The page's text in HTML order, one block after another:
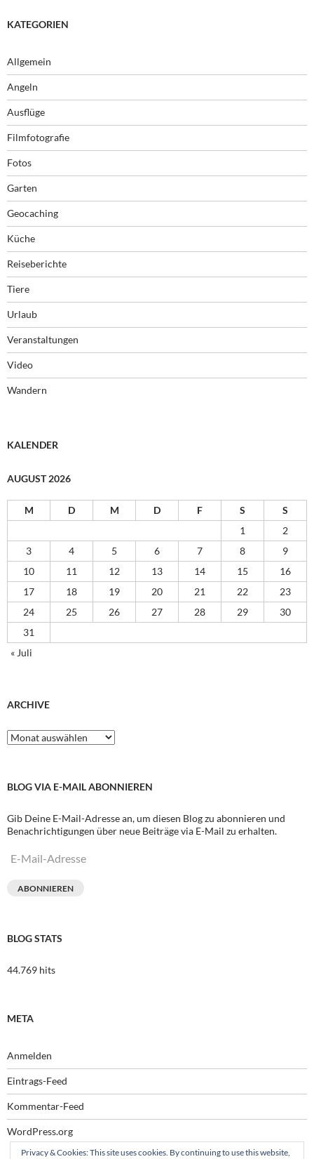
KATEGORIEN
Allgemein
Angeln
Ausflüge
Filmfotografie
Fotos
Garten
Geocaching
Küche
Reiseberichte
Tiere
Urlaub
Veranstaltungen
Video
Wandern
KALENDER
AUGUST 2026
M D M D F S
S
1
2
3
4 5 6 7 8
9
10
11 12 13 14 15
16
17
18 19 20 21 22
23
24
25 26 27 28 29
30
31
« Juli
ARCHIVE
Archive
BLOG VIA E-MAIL ABONNIEREN
Gib Deine E-Mail-Adresse an, um diesen Blog zu abonnieren und
Benachrichtigungen über neue Beiträge via E-Mail zu erhalten.
E-
ABONNIEREN
BLOG STATS
44.769 hits
META
Anmelden
Eintrags-Feed
Kommentar-Feed
WordPress.org
Privacy & Cookies: This site uses cookies. By continuing to use this website,